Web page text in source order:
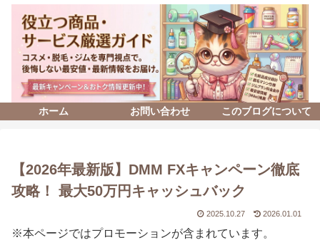
ホーム お問い合わせ このブログについて
【2026年最新版】DMM FXキャンペーン徹底
攻略！ 最大50万円キャッシュバック
2025.10.27 2026.01.01
※本ページではプロモーションが含まれています。